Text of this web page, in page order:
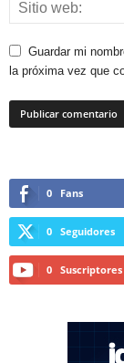
Guardar mi
la próxima vez que
0 Fans
0 Seguidores
0 Suscriptores